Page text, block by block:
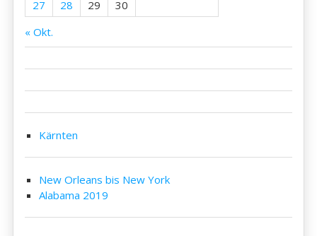
27 28 29
30
« Okt.
Kärnten
New Orleans bis New York
Alabama 2019